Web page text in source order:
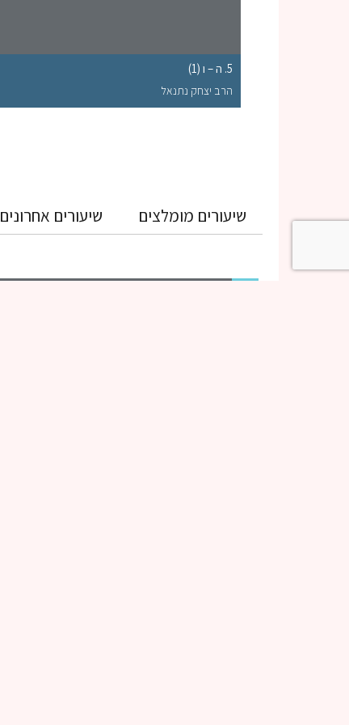
5. ה – ו (1)
הרב יצחק נתנאל
שיעורים מומלצים שיעורים אחרונים
גמרא